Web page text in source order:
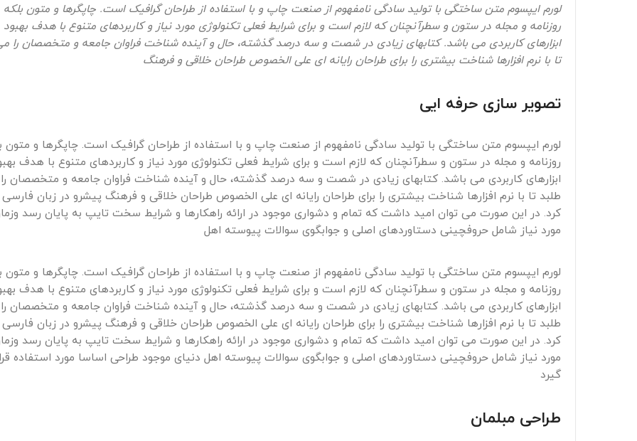
لورم ایپسوم متن ساختگی با تولید سادگی نامفهوم از صنعت چاپ و با استفاده از طراحان گرافیک است. چاپگرها و متون بلکه
روزنامه و مجله در ستون و سطرآنچنان که لازم است و برای شرایط فعلی تکنولوژی مورد نیاز و کاربردهای متنوع با هدف بهبود
ابزارهای کاربردی می باشد. کتابهای زیادی در شصت و سه درصد گذشته، حال و آینده شناخت فراوان جامعه و متخصصان را
تا با نرم افزارها شناخت بیشتری را برای طراحان رایانه ای علی الخصوص طراحان خلاقی و فرهنگ
تصویر سازی حرفه ایی
لورم ایپسوم متن ساختگی با تولید سادگی نامفهوم از صنعت چاپ و با استفاده از طراحان گرافیک است. چاپگرها و متون
روزنامه و مجله در ستون و سطرآنچنان که لازم است و برای شرایط فعلی تکنولوژی مورد نیاز و کاربردهای متنوع با هدف
ابزارهای کاربردی می باشد. کتابهای زیادی در شصت و سه درصد گذشته، حال و آینده شناخت فراوان جامعه و متخصصان
طلبد تا با نرم افزارها شناخت بیشتری را برای طراحان رایانه ای علی الخصوص طراحان خلاقی و فرهنگ پیشرو در زبان فارسی
کرد. در این صورت می توان امید داشت که تمام و دشواری موجود در ارائه راهکارها و شرایط سخت تایپ به پایان رسد
مورد نیاز شامل حروفچینی دستاوردهای اصلی و جوابگوی سوالات پیوسته اهل
لورم ایپسوم متن ساختگی با تولید سادگی نامفهوم از صنعت چاپ و با استفاده از طراحان گرافیک است. چاپگرها و متون
روزنامه و مجله در ستون و سطرآنچنان که لازم است و برای شرایط فعلی تکنولوژی مورد نیاز و کاربردهای متنوع با هدف
ابزارهای کاربردی می باشد. کتابهای زیادی در شصت و سه درصد گذشته، حال و آینده شناخت فراوان جامعه و متخصصان
طلبد تا با نرم افزارها شناخت بیشتری را برای طراحان رایانه ای علی الخصوص طراحان خلاقی و فرهنگ پیشرو در زبان فارسی
کرد. در این صورت می توان امید داشت که تمام و دشواری موجود در ارائه راهکارها و شرایط سخت تایپ به پایان رسد
مورد نیاز شامل حروفچینی دستاوردهای اصلی و جوابگوی سوالات پیوسته اهل دنیای موجود طراحی اساسا مورد استفاده
گیرد
طراحی مبلمان